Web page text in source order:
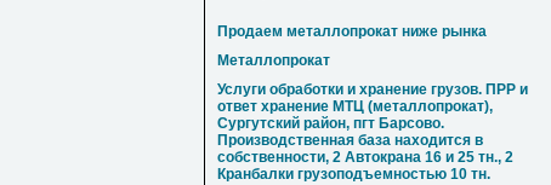
Продаем металлопрокат ниже рынка
Металлопрокат
Услуги обработки и хранение грузов. ПРР и
ответ хранение МТЦ (металлопрокат),
Сургутский район, пгт Барсово.
Производственная база находится в
собственности, 2 Автокрана 16 и 25 тн., 2
Кранбалки грузоподъемностью 10 тн.